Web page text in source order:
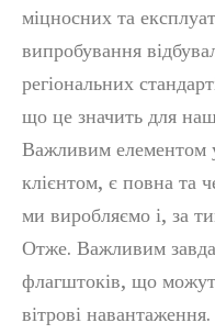
міцносних та
випробування
регіональних
що це значить для
Важливим елементом
клієнтом, є повна та
ми виробляємо і, за
Отже. Важливим
флагштоків, що
вітрові